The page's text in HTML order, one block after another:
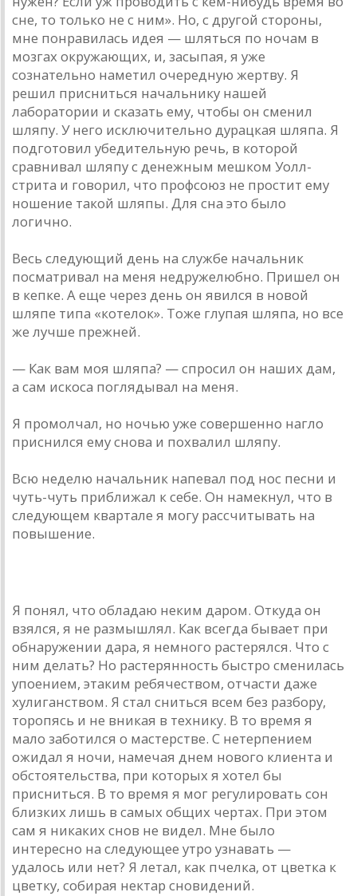
сне, то только не с ним». Но, с другой стороны,
мне понравилась идея — шляться по ночам в
мозгах окружающих, и, засыпая, я уже
сознательно наметил очередную жертву. Я
решил присниться начальнику нашей
лаборатории и сказать ему, чтобы он сменил
шляпу. У него исключительно дурацкая шляпа. Я
подготовил убедительную речь, в которой
сравнивал шляпу с денежным мешком Уолл-
стрита и говорил, что профсоюз не простит ему
ношение такой шляпы. Для сна это было
логично.
Весь следующий день на службе начальник
посматривал на меня недружелюбно. Пришел он
в кепке. А еще через день он явился в новой
шляпе типа «котелок». Тоже глупая шляпа, но все
же лучше прежней.
— Как вам моя шляпа? — спросил он наших дам,
а сам искоса поглядывал на меня.
Я промолчал, но ночью уже совершенно нагло
приснился ему снова и похвалил шляпу.
Всю неделю начальник напевал под нос песни и
чуть-чуть приближал к себе. Он намекнул, что в
следующем квартале я могу рассчитывать на
повышение.
Я понял, что обладаю неким даром. Откуда он
взялся, я не размышлял. Как всегда бывает при
обнаружении дара, я немного растерялся. Что с
ним делать? Но растерянность быстро сменилась
упоением, этаким ребячеством, отчасти даже
хулиганством. Я стал сниться всем без разбору,
торопясь и не вникая в технику. В то время я
мало заботился о мастерстве. С нетерпением
ожидал я ночи, намечая днем нового клиента и
обстоятельства, при которых я хотел бы
присниться. В то время я мог регулировать сон
близких лишь в самых общих чертах. При этом
сам я никаких снов не видел. Мне было
интересно на следующее утро узнавать —
удалось или нет? Я летал, как пчелка, от цветка к
цветку, собирая нектар сновидений.